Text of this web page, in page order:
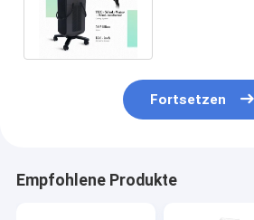
Fortsetzen
Empfohlene Produkte